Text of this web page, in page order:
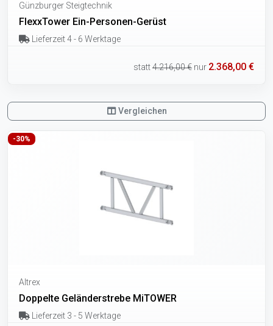
Günzburger Steigtechnik
FlexxTower Ein-Personen-Gerüst
Lieferzeit 4 - 6 Werktage
statt4.216,00 € nur 2.368,00 €
Vergleichen
-30%
Altrex
Doppelte Geländerstrebe MiTOWER
Lieferzeit 3 - 5 Werktage